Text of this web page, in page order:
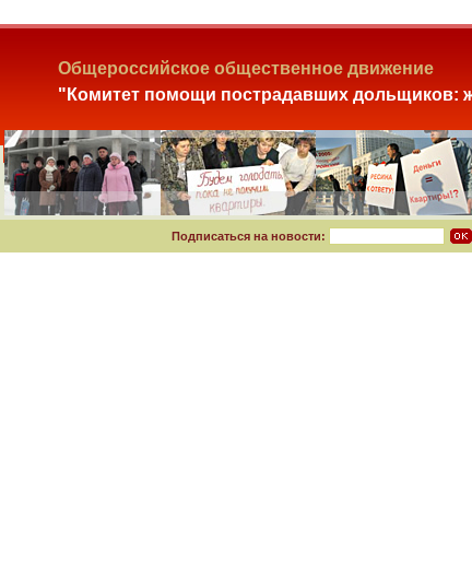
Общероссийское общественное движение
"Комитет помощи пострадавших дольщиков:
Подписаться на новости: